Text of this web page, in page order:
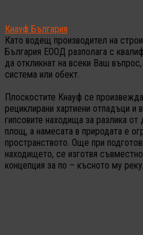
Кнауф България
Като водещ производител на
България ЕООД разполага с
да откликнат на всеки Ваш
система или обект.
Плоскостите Кнауф се
рециклирани хартиени отпадъци и
гипсовите находища за разлика
площ, а намесата в природата е
пространството. Още при
находището, се изготвя
концепция за по – късното му